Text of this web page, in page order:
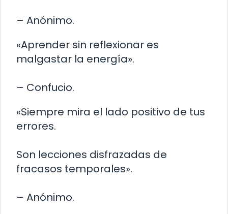
– Anónimo.
«Aprender sin reflexionar es
malgastar la energía».
– Confucio.
«Siempre mira el lado positivo de tus
errores.
Son lecciones disfrazadas de
fracasos temporales».
– Anónimo.